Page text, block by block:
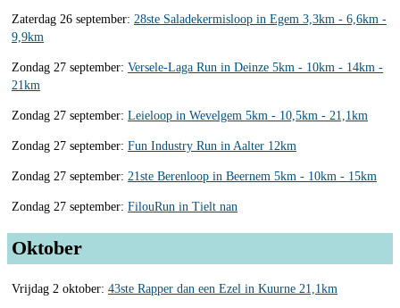
Zaterdag 26 september: 28ste Saladekermisloop in Egem 3,3km - 6,6km -
9,9km
Zondag 27 september: Versele-Laga Run in Deinze 5km - 10km - 14km -
21km
Zondag 27 september: Leieloop in Wevelgem 5km - 10,5km - 21,1km
Zondag 27 september: Fun Industry Run in Aalter 12km
Zondag 27 september: 21ste Berenloop in Beernem 5km - 10km - 15km
Zondag 27 september: FilouRun in Tielt nan
Oktober
Vrijdag 2 oktober: 43ste Rapper dan een Ezel in Kuurne 21,1km